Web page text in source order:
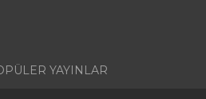
YAYINLAR